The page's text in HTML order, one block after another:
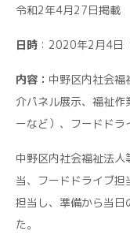
令和2年4月27日掲載
日時 ：2020年2月4
内容： 中野区内社会福
介パネル展示、福祉作
ーなど）、フードドラ
中野区内社会福祉法
当、フードドライブ
担当し、準備から当日
た。